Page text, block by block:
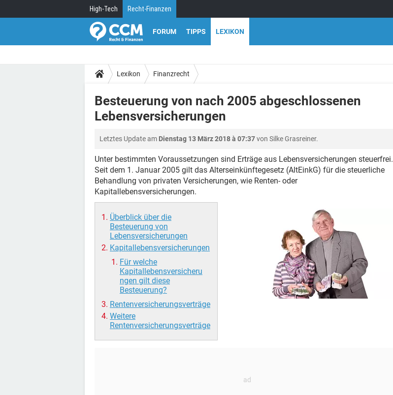
High-Tech Recht-Finanzen
FORUM TIPPS LEXIKON
Lexikon Finanzrecht
Besteuerung von nach 2005 abgeschlossenen
Lebensversicherungen
Letztes Update am Dienstag 13 März 2018 à 07:37von Silke Grasreiner.
Unter bestimmten Voraussetzungen sind Erträge aus Lebensversicherungen steuerfrei.
Seit dem 1. Januar 2005 gilt das Alterseinkünftegesetz (AltEinkG) für die steuerliche
Behandlung von privaten Versicherungen, wie Renten- oder
Kapitallebensversicherungen.
Überblick über die
Besteuerung von
Lebensversicherungen
Kapitallebensversicherungen
Für welche
Kapitallebensversicheru
ngen gilt diese
Besteuerung?
Rentenversicherungsverträge
Weitere
Rentenversicherungsverträge